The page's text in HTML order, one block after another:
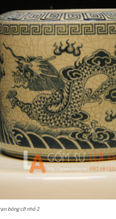
bóng cỡ nhỏ 2